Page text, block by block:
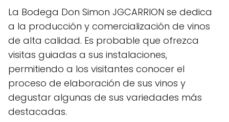
La Bodega Don Simon JGCARRION se dedica
a la producción y comercialización de vinos
de alta calidad. Es probable que ofrezca
visitas guiadas a sus instalaciones,
permitiendo a los visitantes conocer el
proceso de elaboración de sus vinos y
degustar algunas de sus variedades más
destacadas.